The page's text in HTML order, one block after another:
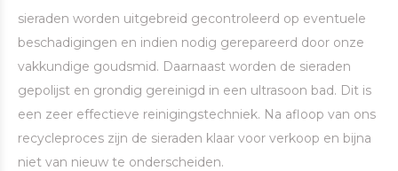
sieraden worden uitgebreid gecontroleerd op eventuele
beschadigingen en indien nodig gerepareerd door onze
vakkundige goudsmid. Daarnaast worden de sieraden
gepolijst en grondig gereinigd in een ultrasoon bad. Dit is
een zeer effectieve reinigingstechniek. Na afloop van ons
recycleproces zijn de sieraden klaar voor verkoop en bijna
niet van nieuw te onderscheiden.